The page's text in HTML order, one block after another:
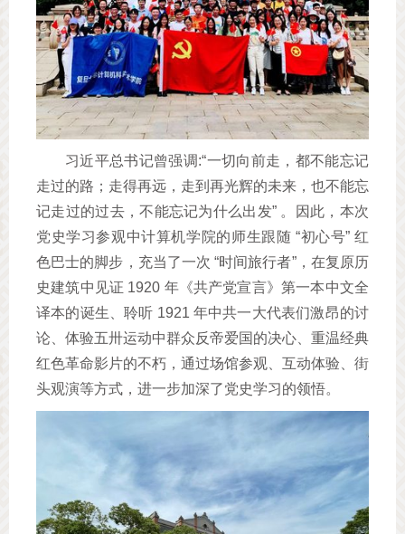
习近平总书记曾强调:“一切向前走，都不能忘记
走过的路；走得再远，走到再光辉的未来，也不能忘
记走过的过去，不能忘记为什么出发” 。因此，本次
党史学习参观中计算机学院的师生跟随 “初心号” 红
色巴士的脚步，充当了一次 “时间旅行者”，在复原历
史建筑中见证 1920 年《共产党宣言》第一本中文全
译本的诞生、聆听 1921 年中共一大代表们激昂的讨
论、体验五卅运动中群众反帝爱国的决心、重温经典
红色革命影片的不朽，通过场馆参观、互动体验、街
头观演等方式，进一步加深了党史学习的领悟。